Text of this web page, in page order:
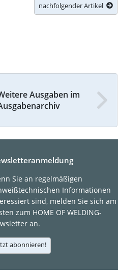
nachfolgender Artikel
Ausgaben im
Sie an regelmäßigen
Informationen
sind, melden Sie sich am
zum HOME OF WELDING-
an.
abonnieren!